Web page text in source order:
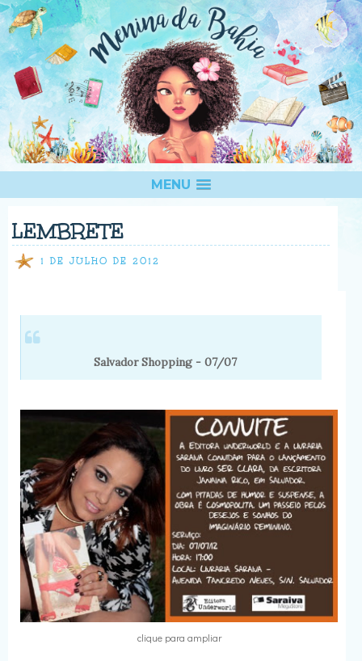
MENU
LEMBRETE
1 DE JULHO DE 2012
Salvador Shopping - 07/07
clique para ampliar